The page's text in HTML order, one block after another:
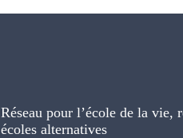
Réseau pour l’école de la vie,
écoles alternatives